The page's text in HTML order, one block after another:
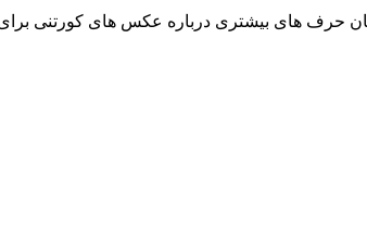
حرف‌ های بیشتری درباره عکس‌ های کورتنی